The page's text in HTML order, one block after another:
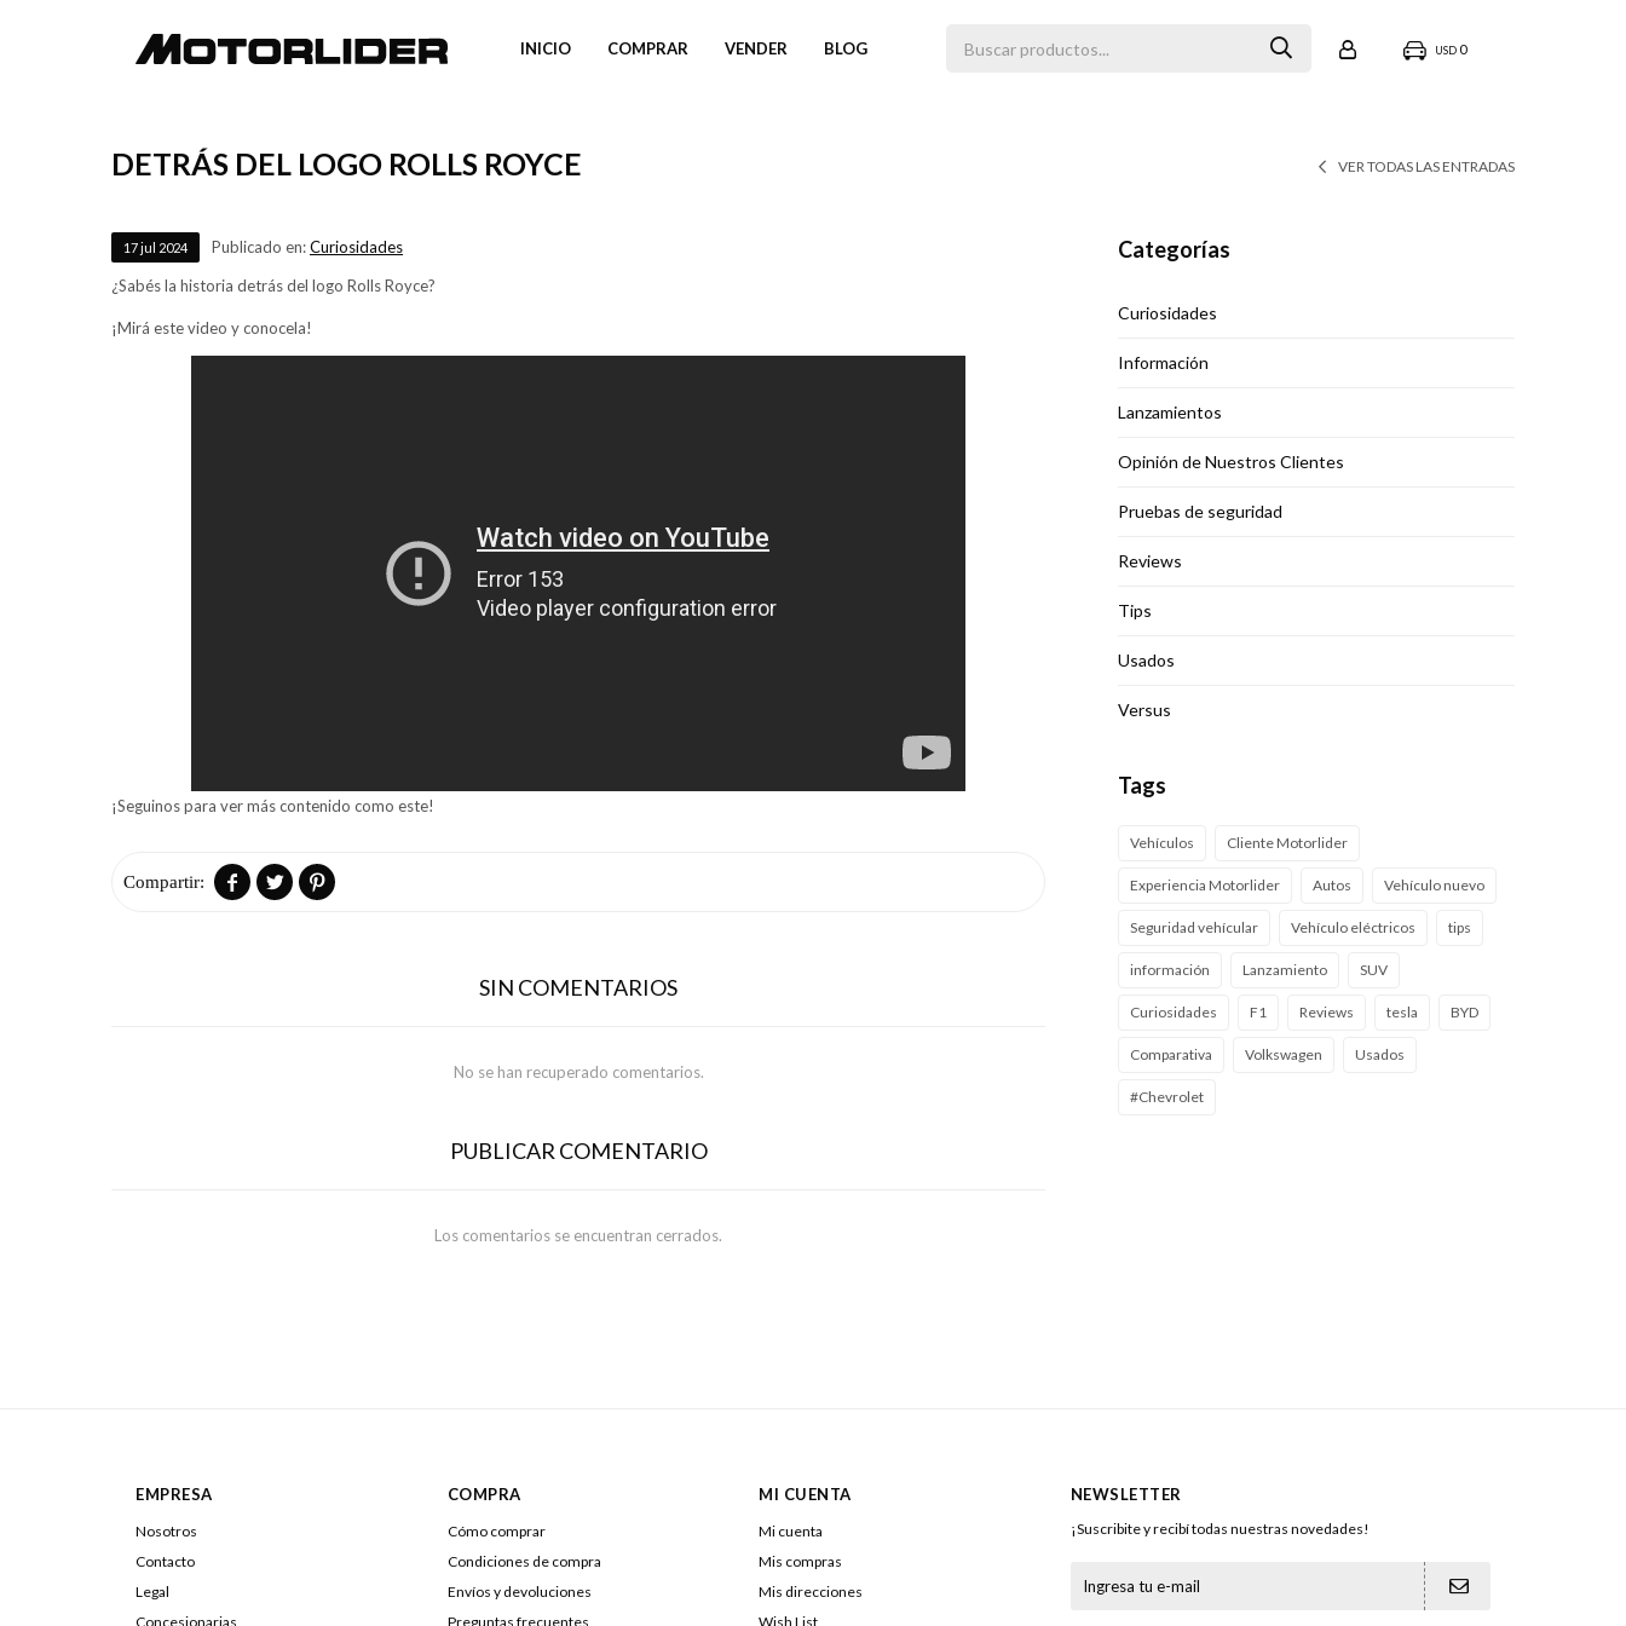
INICIO COMPRAR VENDER BLOG USD 0
DETRÁS DEL LOGO ROLLS ROYCE VER TODAS LAS ENTRADAS
17jul 2024 Publicado en:Curiosidades
¿Sabés la historia detrás del logo Rolls Royce?
¡Mirá este video y conocela!
¡Seguinos para ver más contenido como este!
  
SIN COMENTARIOS
No se han recuperado comentarios.
PUBLICAR COMENTARIO
Los comentarios se encuentran cerrados.
Categorías
Curiosidades
Información
Lanzamientos
Opinión de Nuestros Clientes
Pruebas de seguridad
Reviews
Tips
Usados
Versus
Tags
Vehículos Cliente Motorlider
Experiencia Motorlider Autos Vehículo nuevo
Seguridad vehícular Vehículo eléctricos tips
información Lanzamiento SUV
Curiosidades F1 Reviews tesla BYD
Comparativa Volkswagen Usados
#Chevrolet
EMPRESA
Nosotros
Contacto
Legal
Concesionarias
COMPRA
Cómo comprar
Condiciones de compra
Envíos y devoluciones
Preguntas frecuentes
MI CUENTA
Mi cuenta
Mis compras
Mis direcciones
Wish List
NEWSLETTER
¡Suscribite y recibí todas nuestras novedades!